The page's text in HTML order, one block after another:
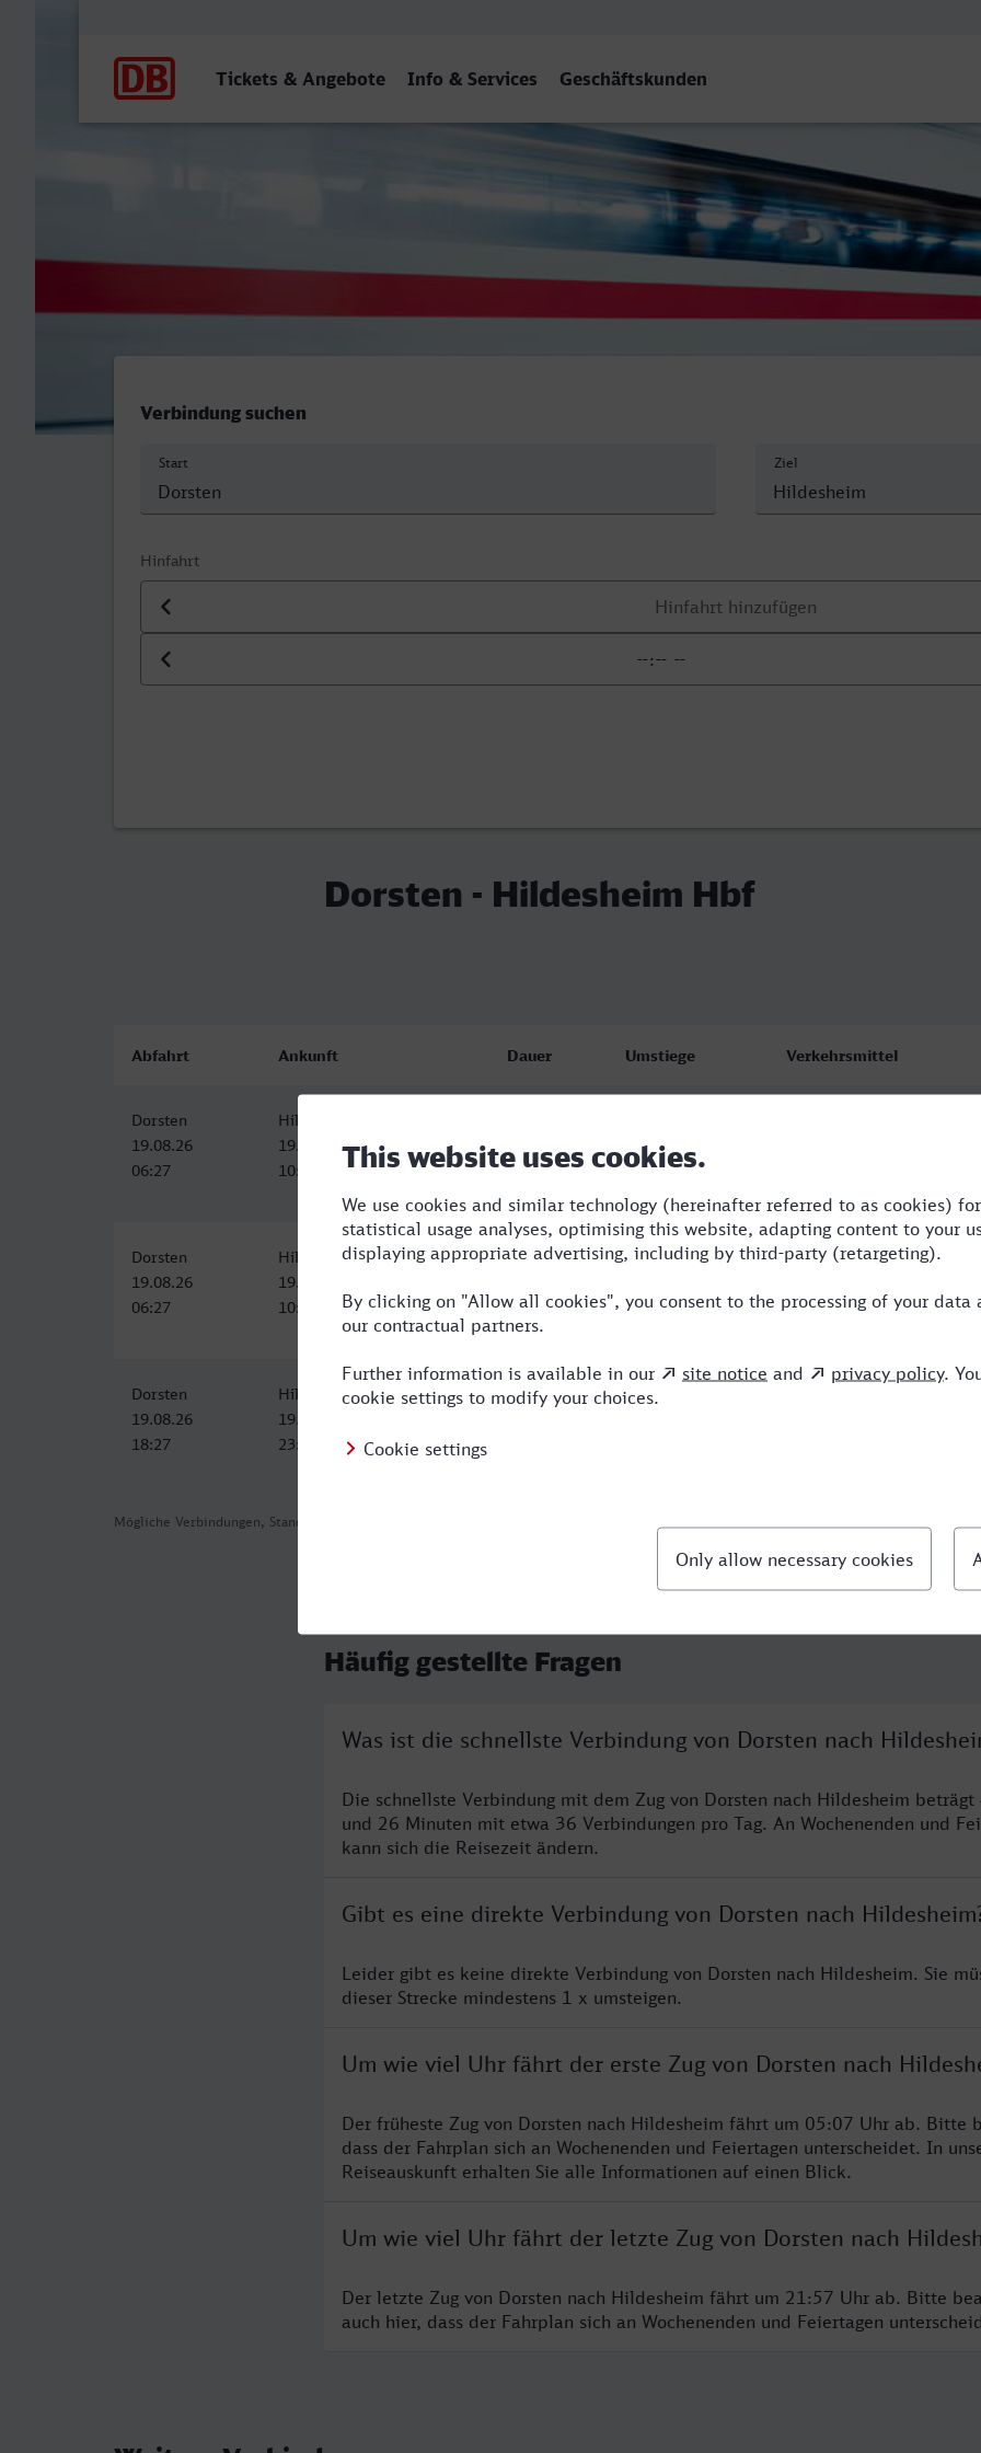
Tickets & Angebote Info & Services Geschäftskunden
Verbindung suchen
Start Ziel
Hinfahrt
Datum der Hinfahrt
Uhrzeit der Hinfahrt
Dorsten - Hildesheim Hbf
Mögliche Verbindungen, Stand: 2026-08-05 12:22
Abfahrt Ankunft Dauer Umstiege Verkehrsmittel
Dorsten
19.08.26
06:27
Hildesheim Hbf
19.08.26
10:53
Dorsten
19.08.26
06:27
Hildesheim Hbf
19.08.26
10:53
4:26 2 RRB,NX,ICE
Dorsten
19.08.26
18:27
Hildesheim Hbf
19.08.26
23:13
4:46 2
Häufig gestellte Fragen
Was ist die schnellste Verbindung von Dorsten nach
Die schnellste Verbindung mit dem Zug von Dorsten nach Hildesheim beträgt
und 26 Minuten mit etwa 36 Verbindungen pro Tag. An Wochenenden und
kann sich die Reisezeit ändern.
Gibt es eine direkte Verbindung von Dorsten nach
Leider gibt es keine direkte Verbindung von Dorsten nach Hildesheim. Sie
dieser Strecke mindestens 1 x umsteigen.
Um wie viel Uhr fährt der erste Zug von Dorsten nach
Der früheste Zug von Dorsten nach Hildesheim fährt um 05:07 Uhr ab. Bitte
dass der Fahrplan sich an Wochenenden und Feiertagen unterscheidet. In
Reiseauskunft erhalten Sie alle Informationen auf einen Blick.
Um wie viel Uhr fährt der letzte Zug von Dorsten nach
Der letzte Zug von Dorsten nach Hildesheim fährt um 21:57 Uhr ab. Bitte
auch hier, dass der Fahrplan sich an Wochenenden und Feiertagen